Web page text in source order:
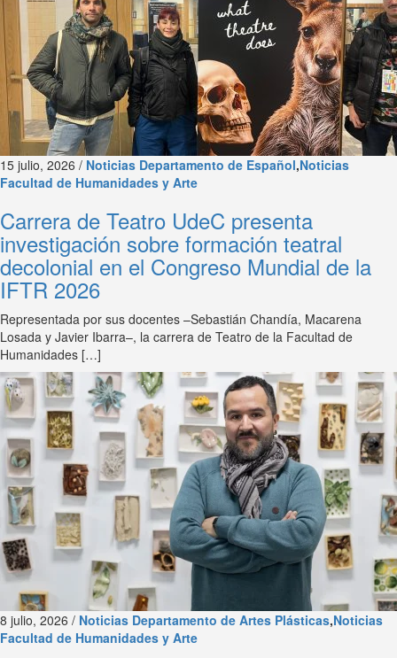
15 julio, 2026 / Noticias Departamento de Español,Noticias
Facultad de Humanidades y Arte
Carrera de Teatro UdeC presenta
investigación sobre formación teatral
decolonial en el Congreso Mundial de la
IFTR 2026
Representada por sus docentes –Sebastián Chandía, Macarena
Losada y Javier Ibarra–, la carrera de Teatro de la Facultad de
Humanidades […]
8 julio, 2026 / Noticias Departamento de Artes Plásticas,Noticias
Facultad de Humanidades y Arte